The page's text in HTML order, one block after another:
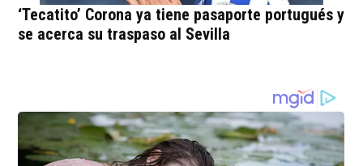
‘Tecatito’ Corona ya tiene pasaporte portugués y
se acerca su traspaso al Sevilla